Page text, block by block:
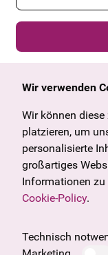
Allgemein
Angebote & News
U27
Häufige Fragen
Impressum
Wir verwenden
Wir können
platzieren, um
personalisierte
großartiges
Informationen zu
Cookie-Policy.
Technisch